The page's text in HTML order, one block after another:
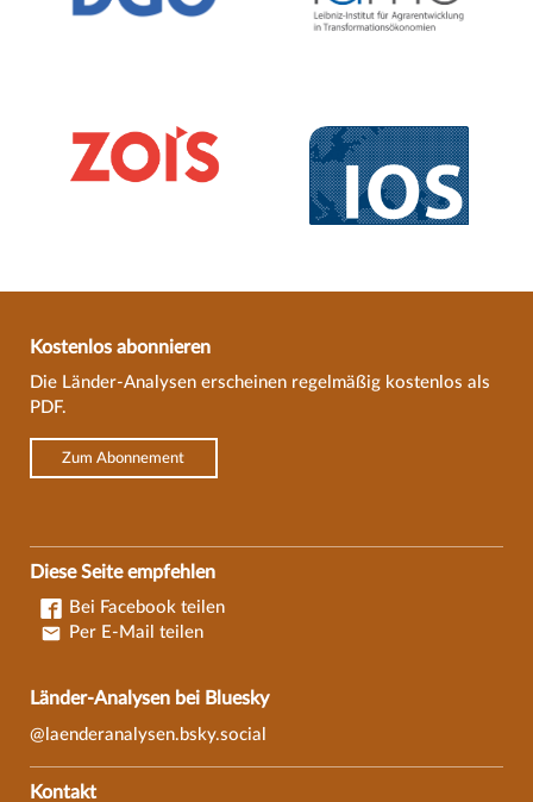
Kostenlos abonnieren
Die Länder-Analysen erscheinen regelmäßig kostenlos als
PDF.
Zum Abonnement
Diese Seite empfehlen
Bei Facebook teilen
Per E-Mail teilen
Länder-Analysen bei Bluesky
@laenderanalysen.bsky.social
Kontakt